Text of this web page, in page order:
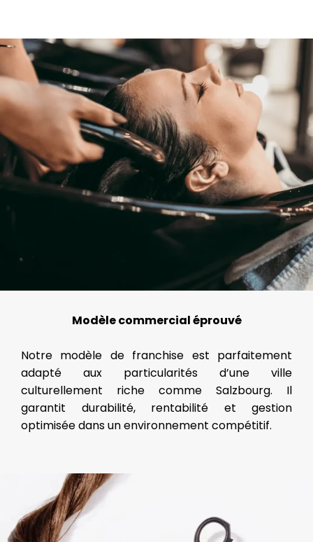
Modèle commercial éprouvé
Notre modèle de franchise est parfaitement
adapté aux particularités d’une ville
culturellement riche comme Salzbourg. Il
garantit durabilité, rentabilité et gestion
optimisée dans un environnement compétitif.